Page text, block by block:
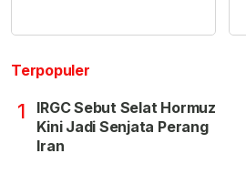
Terpopuler
1
IRGC Sebut Selat Hormuz
Kini Jadi Senjata Perang
Iran